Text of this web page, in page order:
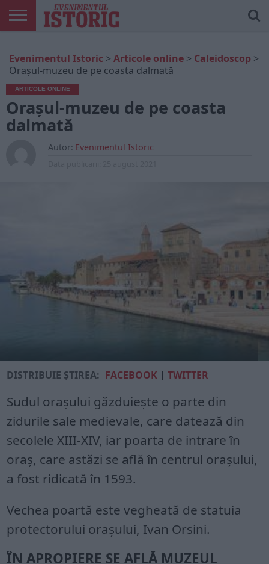
ONLINE
EDIȚII
TIPĂRITE
ISTORIC
PLAY
CONTUL
MEU
Evenimentul Istoric > Articole online > Caleidoscop >
Oraşul-muzeu de pe coasta dalmată
ARTICOLE ONLINE
Oraşul-muzeu de pe coasta
dalmată
Autor: Evenimentul Istoric
DISTRIBUIE ȘTIREA: FACEBOOK |TWITTER
Sudul oraşului găzduieşte o parte din
zidurile sale medievale, care datează din
secolele XIII-XIV, iar poarta de intrare în
oraş, care astăzi se află în centrul oraşului,
a fost ridicată în 1593.
Vechea poartă este vegheată de statuia
protectorului oraşului, Ivan Orsini.
ÎN APROPIERE SE AFLĂ MUZEUL